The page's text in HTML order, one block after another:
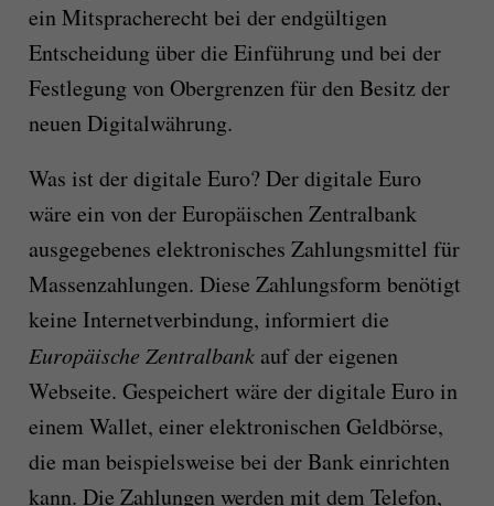
ein Mitspracherecht bei der endgültigen
Entscheidung über die Einführung und bei der
Festlegung von Obergrenzen für den Besitz der
neuen Digitalwährung.
Was ist der digitale Euro? Der digitale Euro
wäre ein von der Europäischen Zentralbank
ausgegebenes elektronisches Zahlungsmittel für
Massenzahlungen. Diese Zahlungsform benötigt
keine Internetverbindung, informiert die
Europäische Zentralbankauf der eigenen
Webseite. Gespeichert wäre der digitale Euro in
einem Wallet, einer elektronischen Geldbörse,
die man beispielsweise bei der Bank einrichten
kann. Die Zahlungen werden mit dem Telefon,